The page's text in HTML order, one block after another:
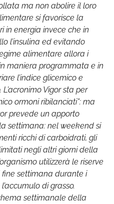
ma non abolire il loro
si favorisce la
in energia invece che in
l’insulina ed evitando
alimentare allora i
maniera programmata e in
l’indice glicemico e
Vigor sta per
ormoni ribilanciati”: ma
prevede un apporto
settimana: nel weekend si
ricchi di carboidrati, gli
negli altri giorni della
utilizzerà le riserve
settimana durante i
di grasso.
settimanale della